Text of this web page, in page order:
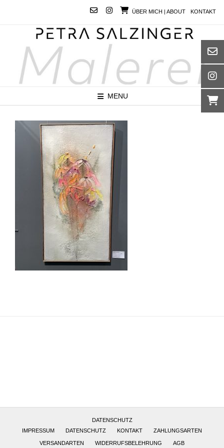
ÜBER MICH | ABOUT KONTAKT
MENU
DATENSCHUTZ
IMPRESSUM
DATENSCHUTZ KONTAKT ZAHLUNGSARTEN
VERSANDARTEN WIDERRUFSBELEHRUNG AGB